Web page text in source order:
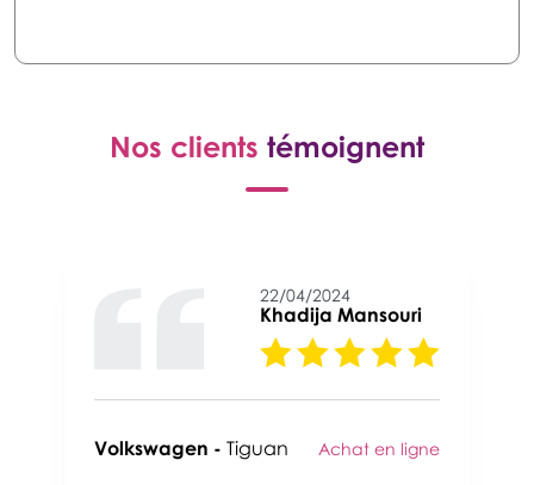
Nos clients témoignent
22/04/2024
Khadija Mansouri
Volkswagen - Tiguan Achat en ligne